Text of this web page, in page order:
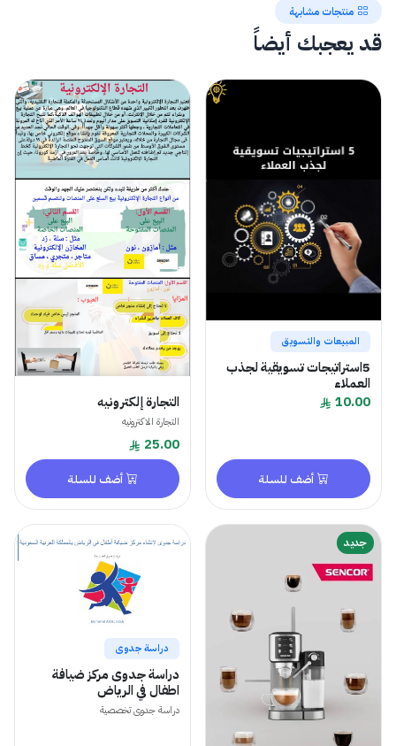
منتجات مشابهة
قد يعجبك أيضاً
المبيعات والتسويق
5استراتيجات تسويقية لجذب
العملاء
10.00
أضف للسلة
التجارة إلكترونيه
التجارة الاكترونيه
25.00
أضف للسلة
جديد
دراسة جدوى
دراسة جدوى مركز ضيافة
اطفال في الرياض
دراسة جدوى تخصصية